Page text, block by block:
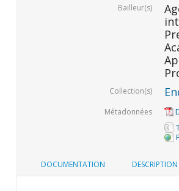
Bailleur(s)
Collection(s)
Métadonnées
DOCUMENTATION